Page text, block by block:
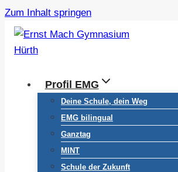
Zum Inhalt springen
Profil EMG
Deine Schule, dein Weg
EMG bilingual
Ganztag
MINT
Schule der Zukunft